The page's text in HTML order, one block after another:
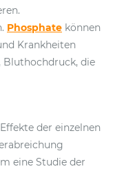
Phosphate können
Krankheiten
Bluthochdruck, die
der einzelnen
eine Studie der